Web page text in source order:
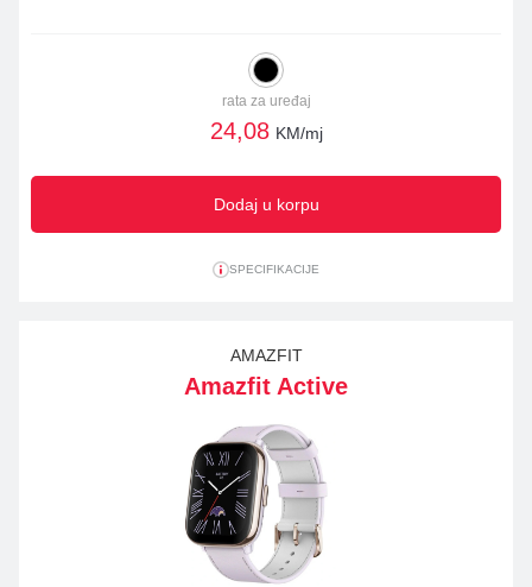
rata za uređaj
24,08 KM/mj
Dodaj u korpu
SPECIFIKACIJE
AMAZFIT
Amazfit Active